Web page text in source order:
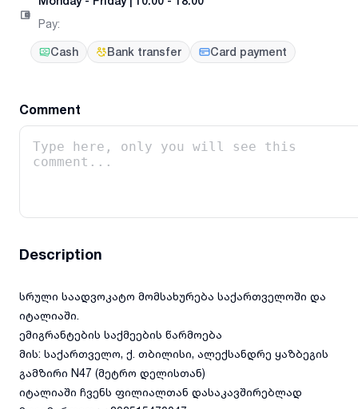
Pay:
Cash Bank transfer Card payment
Comment
Description
სრული საადვოკატო მომსახურება საქართველოში და
იტალიაში.
ემიგრანტების საქმეების წარმოება
მის: საქართველო, ქ. თბილისი, ალექსანდრე ყაზბეგის
გამზირი N47 (მეტრო დელისთან)
იტალიაში ჩვენს ფილიალთან დასაკავშირებლად